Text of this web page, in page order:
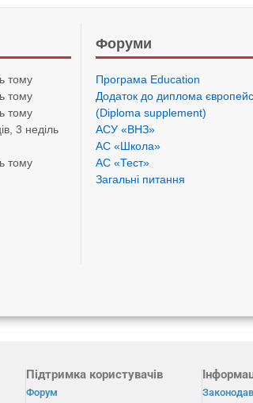
тому
тому
тому
3 неділь
тому
Форуми
Програма Eduсation
Додаток до диплома
(Diploma supplement)
АСУ «ВНЗ»
АС «Школа»
АС «Тест»
Загальні питання
Підтримка користувачів
Форум